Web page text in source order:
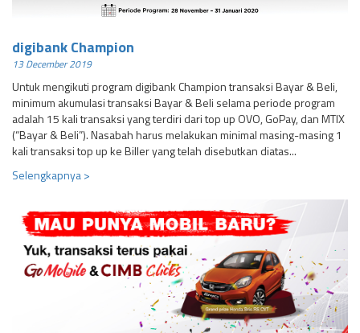
digibank Champion
13 December 2019
Untuk mengikuti program digibank Champion transaksi Bayar & Beli,
minimum akumulasi transaksi Bayar & Beli selama periode program
adalah 15 kali transaksi yang terdiri dari top up OVO, GoPay, dan MTIX
(“Bayar & Beli”). Nasabah harus melakukan minimal masing-masing 1
kali transaksi top up ke Biller yang telah disebutkan diatas...
Selengkapnya >